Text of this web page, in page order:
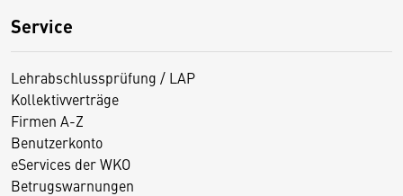
Service
Lehrabschlussprüfung / LAP
Kollektivverträge
Firmen A-Z
Benutzerkonto
eServices der WKO
Betrugswarnungen